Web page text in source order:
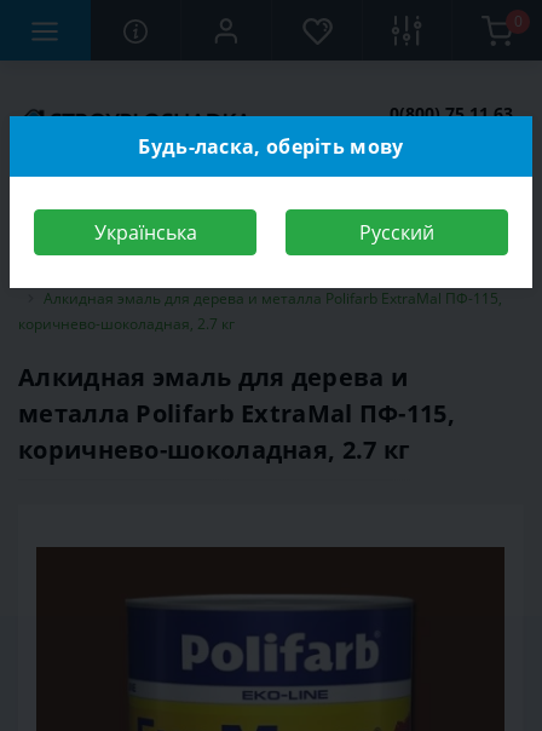
0
0(800) 75 11 63
Алкидная эмаль для дерева и металла Polifarb ExtraMal ПФ-115,
коричнево-шоколадная, 2.7 кг
Алкидная эмаль для дерева и
металла Polifarb ExtraMal ПФ-115,
коричнево-шоколадная, 2.7 кг
Будь-ласка, оберіть мову
Українська Русский